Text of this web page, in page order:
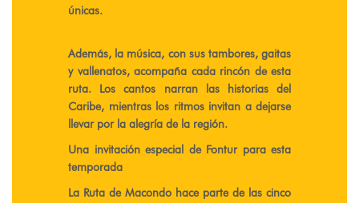
únicas.
Además, la música, con sus tambores, gaitas
y vallenatos, acompaña cada rincón de esta
ruta. Los cantos narran las historias del
Caribe, mientras los ritmos invitan a dejarse
llevar por la alegría de la región.
Una invitación especial de Fontur para esta
temporada
La Ruta de Macondo hace parte de las cinco